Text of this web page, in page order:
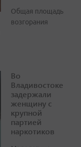
Общая площадь
возгорания
Во
Владивостоке
задержали
женщину с
крупной
партией
наркотиков